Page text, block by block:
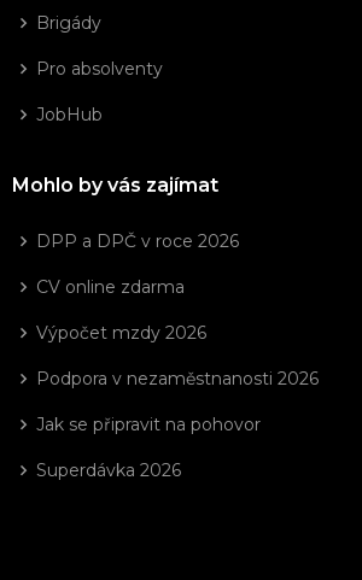
Brigády
Pro absolventy
JobHub
Mohlo by vás zajímat
DPP a DPČ v roce 2026
CV online zdarma
Výpočet mzdy 2026
Podpora v nezaměstnanosti 2026
Jak se připravit na pohovor
Superdávka 2026